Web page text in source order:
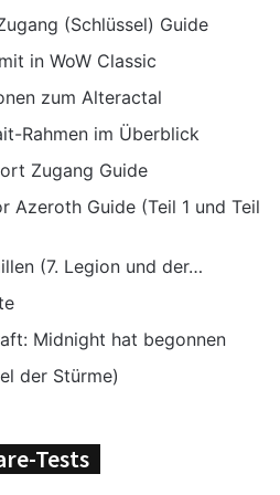
Modus nun zu Beginn
Phase zurückgesetzt.
von den
25 % verringert.
für eine
(Schlüssel) Guide
in WoW Classic
zum Alteractal
Rahmen im Überblick
Zugang Guide
Azeroth Guide (Teil 1 und Teil
(7. Legion und der…
Midnight hat begonnen
der Stürme)
Tests